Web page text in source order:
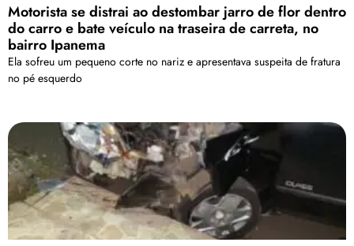
Motorista se distrai ao destombar jarro de flor dentro
do carro e bate veículo na traseira de carreta, no
bairro Ipanema
Ela sofreu um pequeno corte no nariz e apresentava suspeita de fratura
no pé esquerdo